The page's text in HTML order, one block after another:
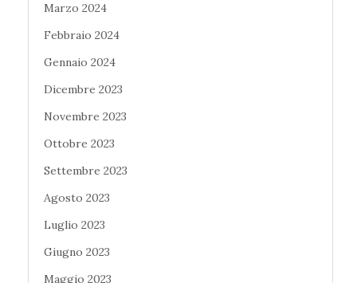
Marzo 2024
Febbraio 2024
Gennaio 2024
Dicembre 2023
Novembre 2023
Ottobre 2023
Settembre 2023
Agosto 2023
Luglio 2023
Giugno 2023
Maggio 2023